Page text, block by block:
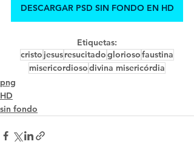
DESCARGAR PSD SIN FONDO EN HD
Etiquetas:
cristo jesusresucitadogloriosofaustina
misericordiosodivina misericórdia
png
HD
sin fondo